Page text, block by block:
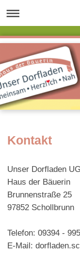
Kontakt
Unser Dorfladen
Haus der Bäuerin
Brunnenstraße 25
97852 Schollbrunn
Telefon: 09394 -
E-Mail: